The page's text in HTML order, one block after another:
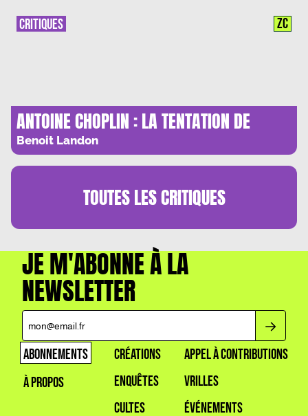
ANTOINE CHOPLIN : LA TENTATION DE
L’ORIENT
Benoit Landon
CRITIQUES ZC
TOUTES LESCRITIQUES
JE M'ABONNE À LA
NEWSLETTER
ABONNEMENTS
À PROPOS
CRÉATIONS
ENQUÊTES
CULTES
APPEL À CONTRIBUTIONS
VRILLES
ÉVÉNEMENTS